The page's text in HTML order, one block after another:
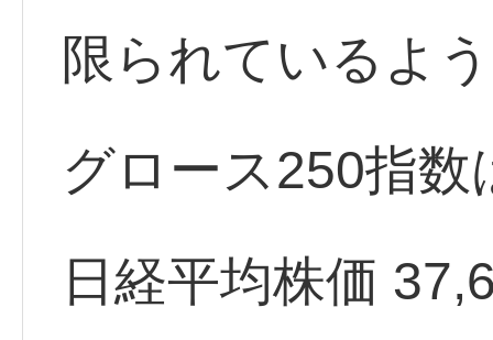
限られているよ
グロース250指数
日経平均株価